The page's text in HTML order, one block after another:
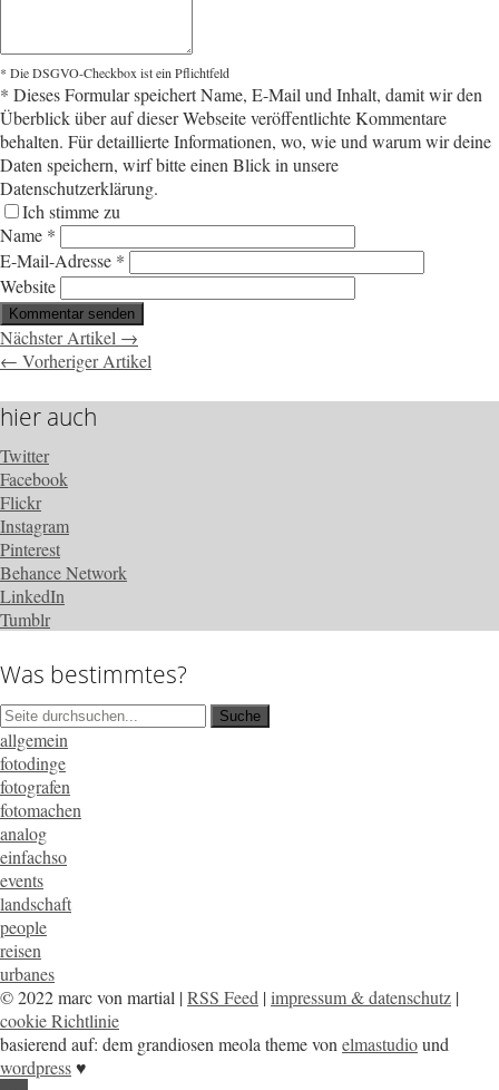
* Die DSGVO-Checkbox ist ein Pflichtfeld
* Dieses Formular speichert Name, E-Mail und Inhalt, damit wir den
Überblick über auf dieser Webseite veröffentlichte Kommentare
behalten. Für detaillierte Informationen, wo, wie und warum wir deine
Daten speichern, wirf bitte einen Blick in unsere
Datenschutzerklärung.
Ich stimme zu
Name *
E-Mail-Adresse *
Website
Nächster Artikel →
← Vorheriger Artikel
hier auch
Twitter
Facebook
Flickr
Instagram
Pinterest
Behance Network
LinkedIn
Tumblr
Was bestimmtes?
allgemein
fotodinge
fotografen
fotomachen
analog
einfachso
events
landschaft
people
reisen
urbanes
© 2022 marc von martial |RSS Feed |impressum & datenschutz |
cookie Richtlinie
basierend auf: dem grandiosen meola theme von elmastudiound
wordpress♥